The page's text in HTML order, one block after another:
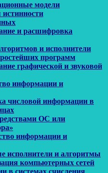
модели
истинности
и расшифровка
и исполнители
программ
графической и звуковой
информации и
числовой информации в
ОС или
информации и
исполнители и алгоритмы
компьютерных сетей
в системах счисления